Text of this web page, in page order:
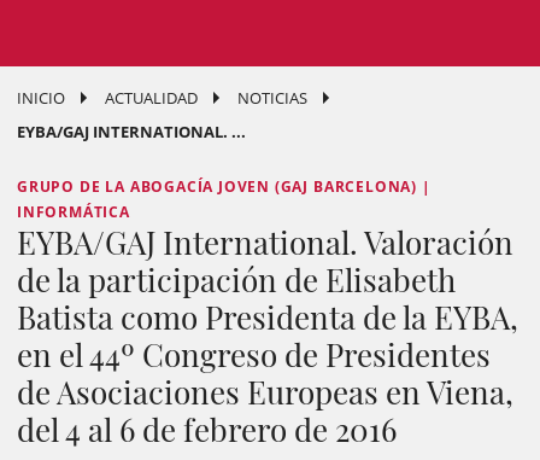
INICIO ACTUALIDAD
NOTICIAS
EYBA/GAJ INTERNATIONAL. ...
GRUPO DE LA ABOGACÍA JOVEN (GAJ BARCELONA) |
INFORMÁTICA
EYBA/GAJ International. Valoración
de la participación de Elisabeth
Batista como Presidenta de la EYBA,
en el 44º Congreso de Presidentes
de Asociaciones Europeas en Viena,
del 4 al 6 de febrero de 2016